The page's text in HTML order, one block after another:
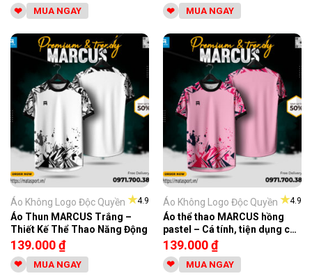
MUA NGAY MUA NGAY
★4.9
Áo Không Logo Độc Quyền
Áo Thun MARCUS Trắng –
Thiết Kế Thể Thao Năng Động
139.000₫
MUA NGAY
★4.9
Áo Không Logo Độc Quyền
Áo thể thao MARCUS hồng
pastel – Cá tính, tiện dụng cho
mọi hoạt động
139.000₫
MUA NGAY